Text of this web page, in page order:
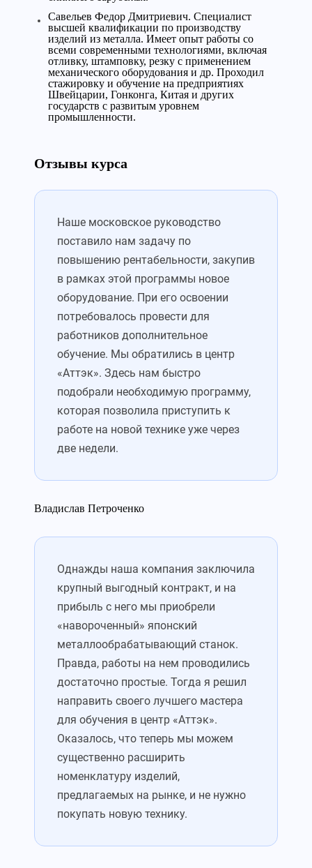
Савельев Федор Дмитриевич. Специалист
высшей квалификации по производству
изделий из металла. Имеет опыт работы со
всеми современными технологиями, включая
отливку, штамповку, резку с применением
механического оборудования и др. Проходил
стажировку и обучение на предприятиях
Швейцарии, Гонконга, Китая и других
государств с развитым уровнем
промышленности.
Отзывы курса
Наше московское руководство
поставило нам задачу по
повышению рентабельности, закупив
в рамках этой программы новое
оборудование. При его освоении
потребовалось провести для
работников дополнительное
обучение. Мы обратились в центр
«Аттэк». Здесь нам быстро
подобрали необходимую программу,
которая позволила приступить к
работе на новой технике уже через
две недели.
Владислав Петроченко
Однажды наша компания заключила
крупный выгодный контракт, и на
прибыль с него мы приобрели
«навороченный» японский
металлообрабатывающий станок.
Правда, работы на нем проводились
достаточно простые. Тогда я решил
направить своего лучшего мастера
для обучения в центр «Аттэк».
Оказалось, что теперь мы можем
существенно расширить
номенклатуру изделий,
предлагаемых на рынке, и не нужно
покупать новую технику.